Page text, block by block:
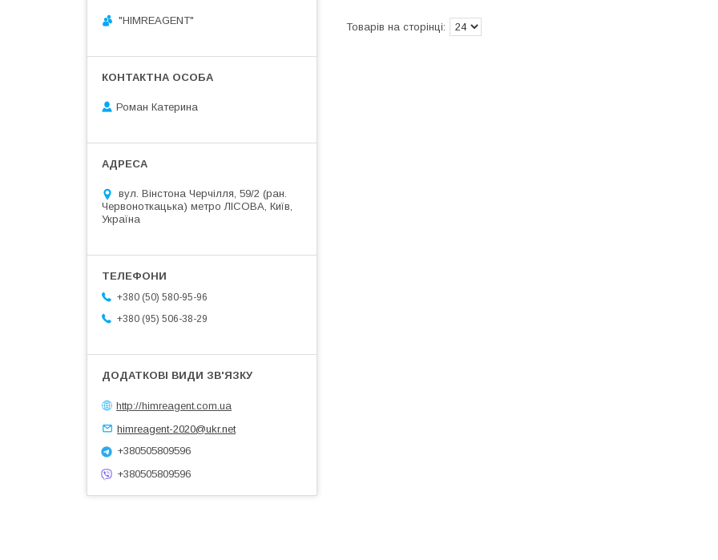
"HIMREAGENT"
Роман Катерина
вул. Вінстона Черчілля, 59/2 (ран.
Червоноткацька) метро ЛІСОВА, Київ,
Україна
+380 (50) 580-95-96
+380 (95) 506-38-29
http://himreagent.com.ua
himreagent-2020@ukr.net
+380505809596
+380505809596